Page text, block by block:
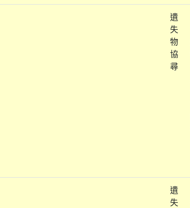
遺
失
物
協
尋
遺
失